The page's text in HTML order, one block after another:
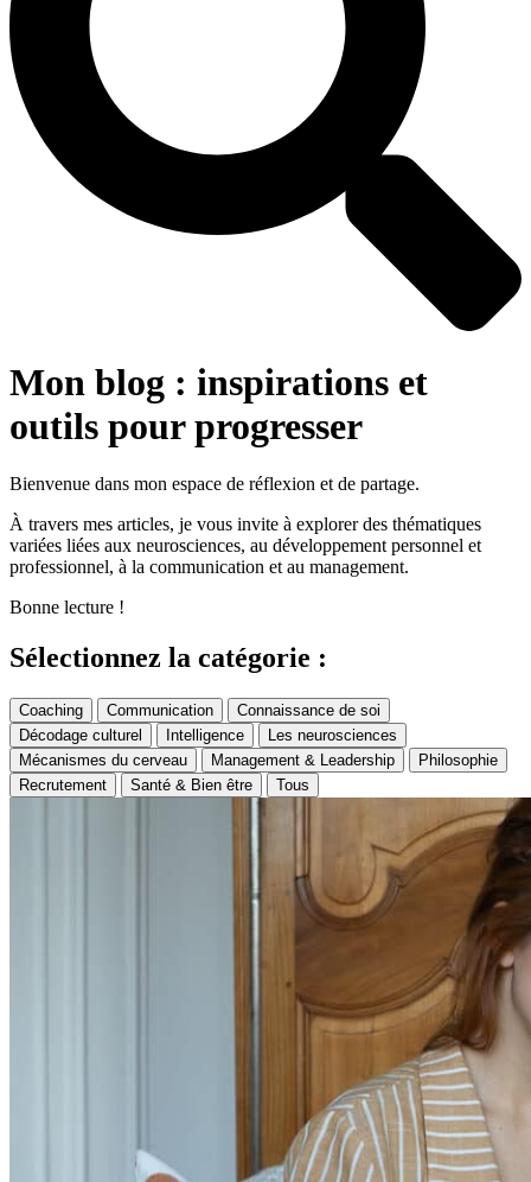
Mon blog : inspirations et
outils pour progresser
Bienvenue dans mon espace de réflexion et de partage.
À travers mes articles, je vous invite à explorer des thématiques
variées liées aux neurosciences, au développement personnel et
professionnel, à la communication et au management.
Bonne lecture !
Sélectionnez la catégorie :
Coaching Communication
Connaissance de soi
Décodage culturel
Intelligence
Les neurosciences
Mécanismes du cerveau
Management & Leadership
Philosophie
Recrutement
Santé & Bien être Tous